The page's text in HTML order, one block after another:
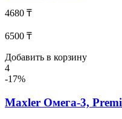
4680 ₸
6500 ₸
Добавить в корзину
4
-17%
Maxler Омега-3,